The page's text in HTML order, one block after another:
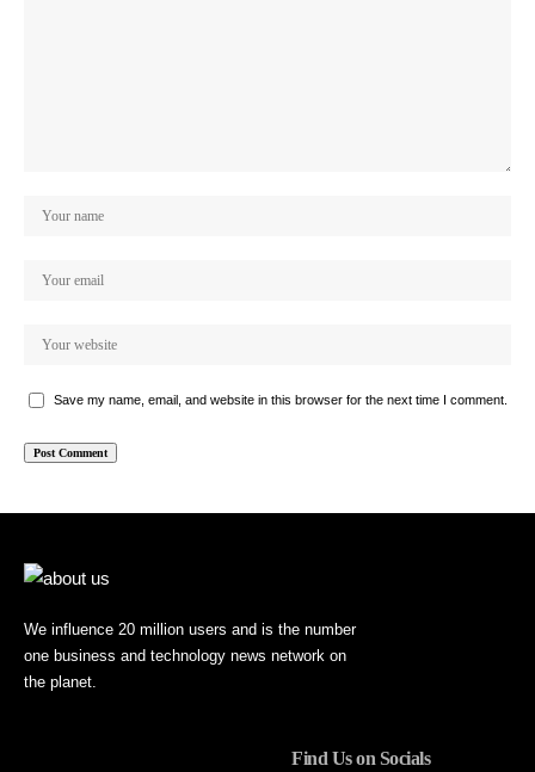
Save my name, email, and website in this browser for the next time I comment.
We influence 20 million users and is the number
one business and technology news network on
the planet.
Find Us on Socials